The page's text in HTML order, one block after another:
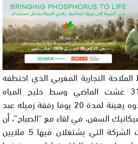
التجارية المغربي الذي اختطفه
قراصنة نيجيريون في 31 غشت الماضي وسط خليج المياه
الإقليمية النيجيرية، واتخذوه رهينة لمدة 20 يوما رفقة زميله عبد
السفن، في لقاء مع “الصباح”، أن
العصابة النيجيرية ساومت الشركة التي يشتغلان فيها 5 ملايين